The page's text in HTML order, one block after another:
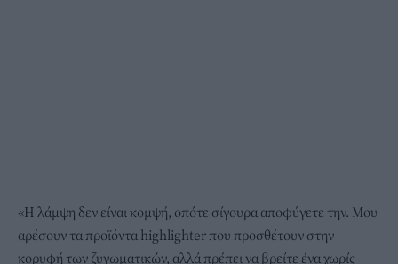
«Η λάμψη δεν είναι κομψή, οπότε σίγουρα αποφύγετε την. Μου
αρέσουν τα προϊόντα highlighter που προσθέτουν στην
κορυφή των ζυγωματικών, αλλά πρέπει να βρείτε ένα χωρίς